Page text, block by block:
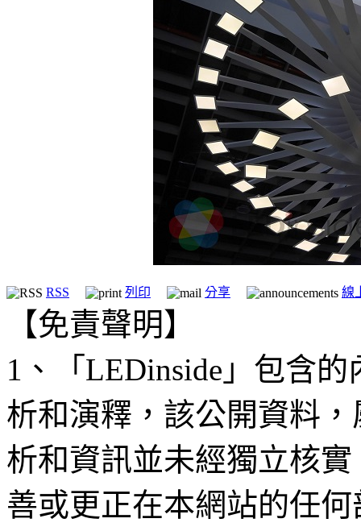
RSS 列印 分享 線
【免責聲明】
1、「LEDinside」包含
析和演釋，該公開資料
析和資訊並未經獨立核
善或更正在本網站的任